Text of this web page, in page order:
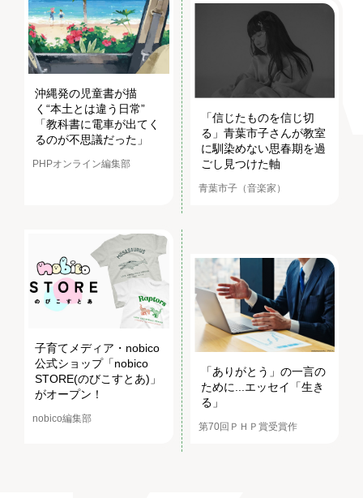
沖縄発の児童書が描
く“本土とは違う日常”
「教科書に電車が出てく
るのが不思議だった」
PHPオンライン編集部
「信じたものを信じ切
る」青葉市子さんが教室
に馴染めない思春期を過
ごし見つけた軸
青葉市子（音楽家）
子育てメディア・nobico
公式ショップ「nobico
STORE(のびこすとあ)」
がオープン！
nobico編集部
「ありがとう」の一言の
ために...エッセイ「生き
る」
第70回ＰＨＰ賞受賞作